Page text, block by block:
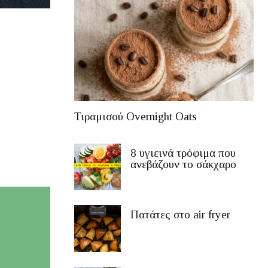
Τιραμισού Overnight Oats
8 υγιεινά τρόφιμα που
ανεβάζουν το σάκχαρο
Πατάτες στο air fryer